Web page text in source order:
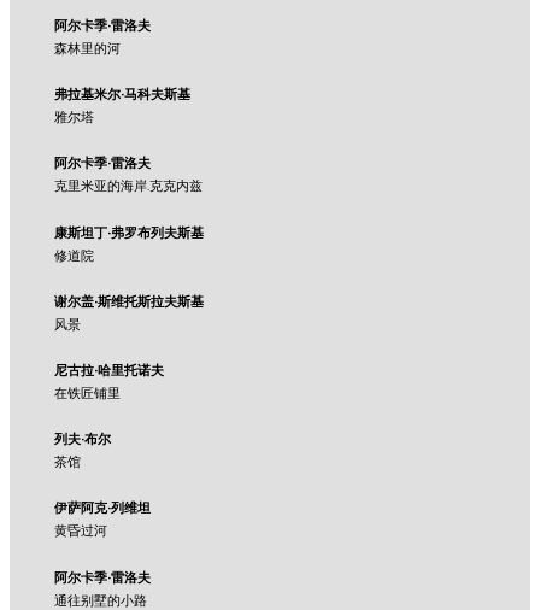
阿尔卡季·雷洛夫
森林里的河
弗拉基米尔·马科夫斯基
雅尔塔
阿尔卡季·雷洛夫
克里米亚的海岸.克克内兹
康斯坦丁·弗罗布列夫斯基
修道院
谢尔盖·斯维托斯拉夫斯基
风景
尼古拉·哈里托诺夫
在铁匠铺里
列夫·布尔
茶馆
伊萨阿克·列维坦
黄昏过河
阿尔卡季·雷洛夫
通往别墅的小路